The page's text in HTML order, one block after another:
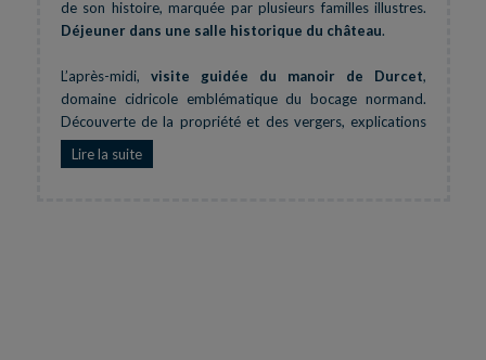
de son histoire, marquée par plusieurs familles illustres.
Déjeuner dans une salle historique du château.
L’après-midi, visite guidée du manoir de Durcet,
domaine cidricole emblématique du bocage normand.
Découverte de la propriété et des vergers, explications
sur l’élaboration du cidre, puis
des produits du domaine.
Lire la suite